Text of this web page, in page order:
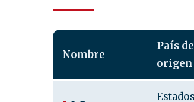
Nombre
País de
origen
Estados